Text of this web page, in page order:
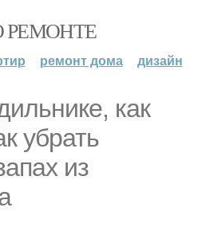
РЕМОНТЕ
ремонт дома дизайн
как
убрать
из